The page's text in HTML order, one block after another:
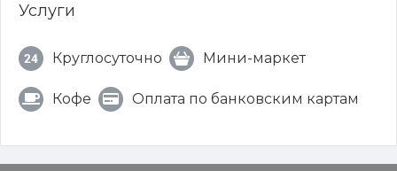
Услуги
Круглосуточно Мини-маркет
Кофе Оплата по банковским картам